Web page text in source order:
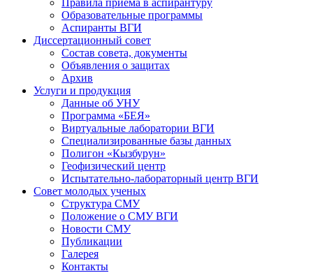
Правила приема в аспирантуру
Образовательные программы
Аспиранты ВГИ
Диссертационный совет
Состав совета, документы
Объявления о защитах
Архив
Услуги и продукция
Данные об УНУ
Программа «БЕЯ»
Виртуальные лаборатории ВГИ
Специализированные базы данных
Полигон «Кызбурун»
Геофизический центр
Испытательно-лабораторный центр ВГИ
Совет молодых ученых
Структура СМУ
Положение о СМУ ВГИ
Новости СМУ
Публикации
Галерея
Контакты